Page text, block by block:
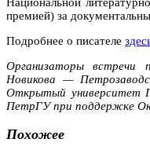
премией) за
Подробнее о писателе
Организаторы встречи
Новикова —
Открытый университет
ПетрГУ при поддержке
Похожее